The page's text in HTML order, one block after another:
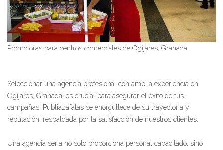
Promotoras para centros comerciales de Ogíjares, Granada
Seleccionar una agencia profesional con amplia experiencia en
Ogíjares, Granada, es crucial para asegurar el éxito de tus
campañas. Publiazafatas se enorgullece de su trayectoria y
reputación, respaldada por la satisfacción de nuestros clientes.
Una agencia seria no solo proporciona personal capacitado, sino